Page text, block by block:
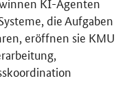
die Aufgaben
eröffnen sie KMU